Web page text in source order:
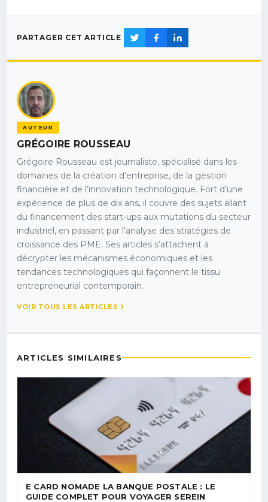
PARTAGER CET ARTICLE
AUTEUR
GRÉGOIRE ROUSSEAU
Grégoire Rousseau est journaliste, spécialisé dans les
domaines de la création d’entreprise, de la gestion
financière et de l’innovation technologique. Fort d’une
expérience de plus de dix ans, il couvre des sujets allant
du financement des start-ups aux mutations du secteur
industriel, en passant par l’analyse des stratégies de
croissance des PME. Ses articles s’attachent à
décrypter les mécanismes économiques et les
tendances technologiques qui façonnent le tissu
entrepreneurial contemporain.
VOIR TOUS LES ARTICLES
ARTICLES SIMILAIRES
E CARD NOMADE LA BANQUE POSTALE : LE
GUIDE COMPLET POUR VOYAGER SEREIN